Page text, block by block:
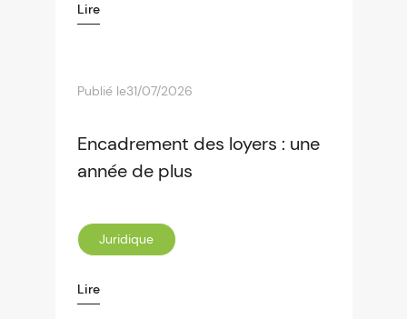
Lire
Publié le31/07/2026
Encadrement des loyers : une
année de plus
Juridique
Lire